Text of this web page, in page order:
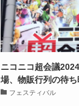
ニコニコ超会議
場、物販行列の待
フェスティバル